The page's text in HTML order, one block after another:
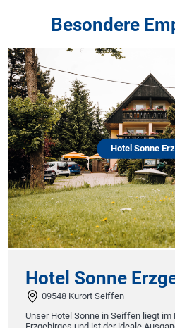
Besondere
Hotel Sonne
Hotel Sonne
09548 Kurort Seiffen
Unser Hotel Sonne in Seiffen liegt im